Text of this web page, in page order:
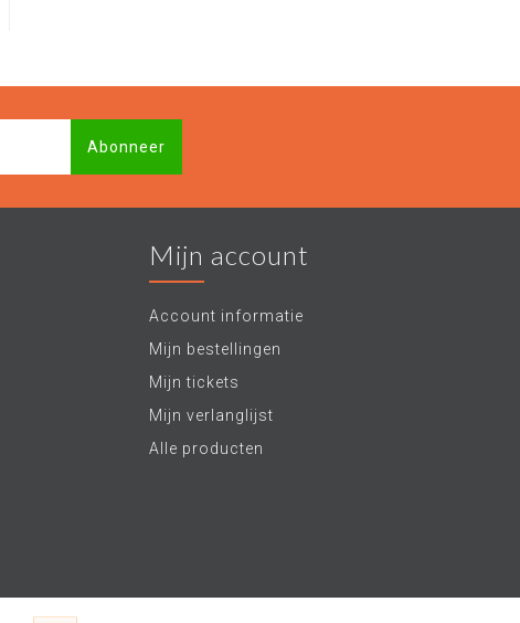
Abonneer
Mijn account
Account informatie
Mijn bestellingen
Mijn tickets
Mijn verlanglijst
Alle producten